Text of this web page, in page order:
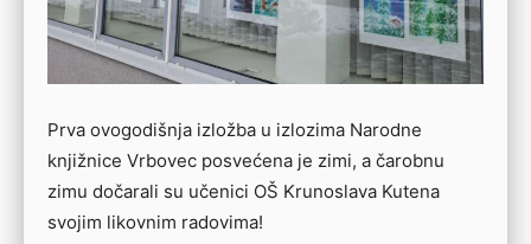
Prva ovogodišnja izložba u izlozima Narodne
knjižnice Vrbovec posvećena je zimi, a čarobnu
zimu dočarali su učenici OŠ Krunoslava Kutena
svojim likovnim radovima!